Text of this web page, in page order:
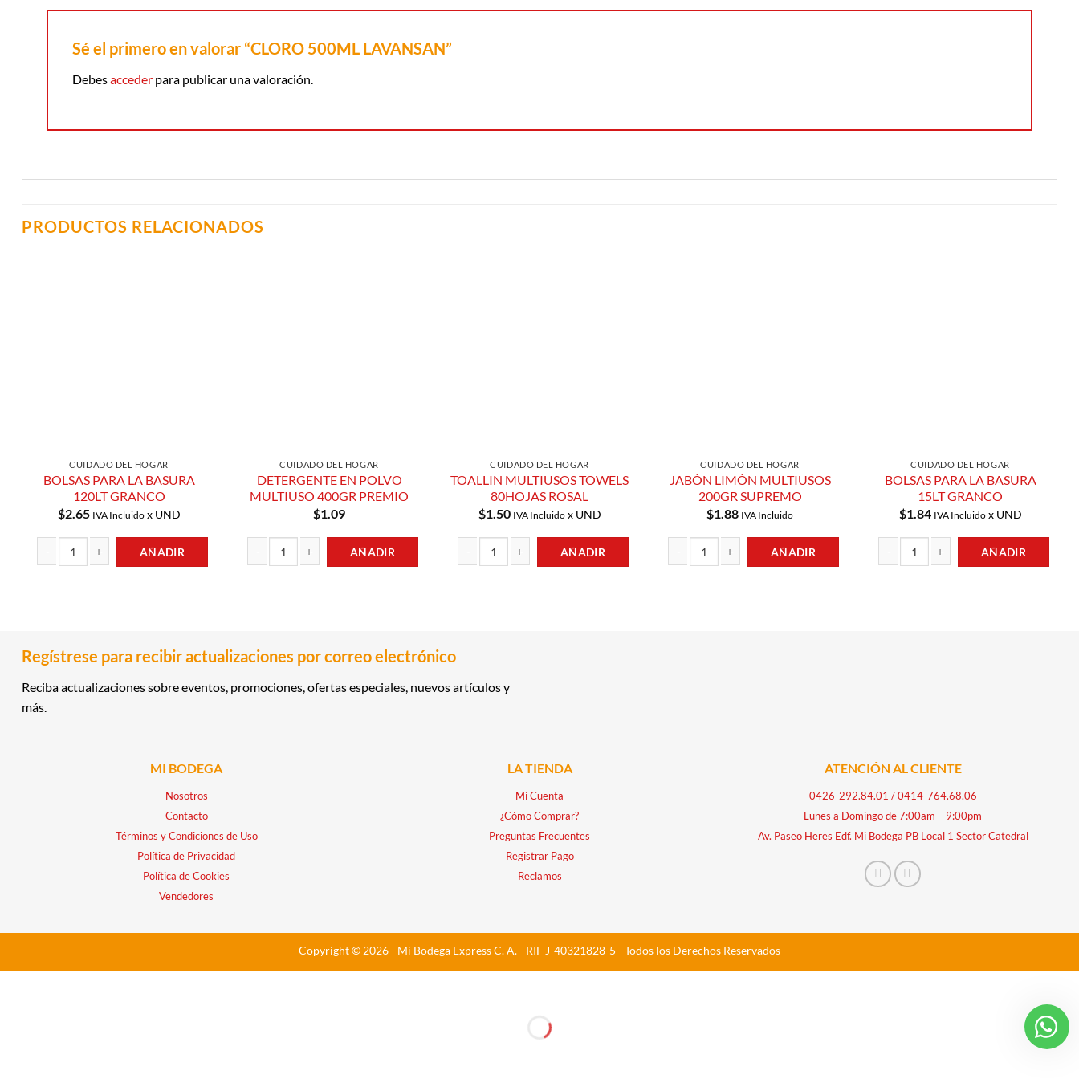
Sé el primero en valorar “CLORO 500ML LAVANSAN”
Debesacceder para publicar una valoración.
PRODUCTOS RELACIONADOS
CUIDADO DEL HOGAR
BOLSAS PARA LA BASURA
120LT GRANCO
$2.65 IVA Incluidox UND
AÑADIR
CUIDADO DEL HOGAR
DETERGENTE EN POLVO
MULTIUSO 400GR PREMIO
$1.09
AÑADIR
CUIDADO DEL HOGAR
TOALLIN MULTIUSOS TOWELS
80HOJAS ROSAL
$1.50 IVA Incluidox UND
AÑADIR
CUIDADO DEL HOGAR
JABÓN LIMÓN MULTIUSOS
200GR SUPREMO
$1.88 IVA Incluido
AÑADIR
CUIDADO DEL HOGAR
BOLSAS PARA LA BASURA
15LT GRANCO
$1.84 IVA Incluidox UND
AÑADIR
Regístrese para recibir actualizaciones por correo electrónico
Reciba actualizaciones sobre eventos, promociones, ofertas especiales, nuevos artículos y
más.
MI BODEGA
Nosotros
Contacto
Términos y Condiciones de Uso
Política de Privacidad
Política de Cookies
Vendedores
LA TIENDA
Mi Cuenta
¿Cómo Comprar?
Preguntas Frecuentes
Registrar Pago
Reclamos
ATENCIÓN AL CLIENTE
0426-292.84.01 /0414-764.68.06
Lunes a Domingo de 7:00am – 9:00pm
Av. Paseo Heres Edf. Mi Bodega PB Local 1 Sector Catedral
Copyright © 2026 - Mi Bodega Express C. A. - RIF J-40321828-5 - Todos los Derechos Reservados